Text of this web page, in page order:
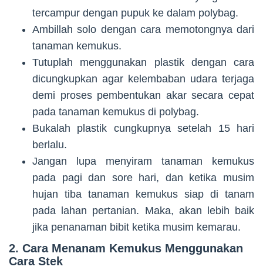
tercampur dengan pupuk ke dalam polybag.
Ambillah solo dengan cara memotongnya dari
tanaman kemukus.
Tutuplah menggunakan plastik dengan cara
dicungkupkan agar kelembaban udara terjaga
demi proses pembentukan akar secara cepat
pada tanaman kemukus di polybag.
Bukalah plastik cungkupnya setelah 15 hari
berlalu.
Jangan lupa menyiram tanaman kemukus
pada pagi dan sore hari, dan ketika musim
hujan tiba tanaman kemukus siap di tanam
pada lahan pertanian. Maka, akan lebih baik
jika penanaman bibit ketika musim kemarau.
2. Cara Menanam Kemukus Menggunakan
Cara Stek